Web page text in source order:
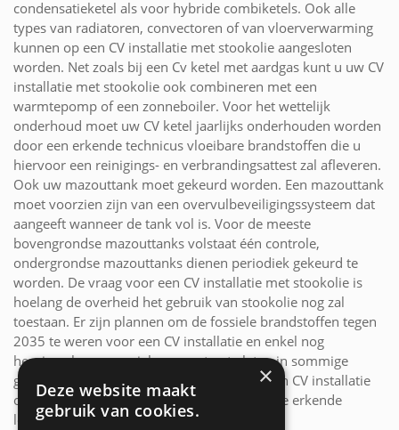
condensatieketel als voor hybride combiketels. Ook alle
types van radiatoren, convectoren of van vloerverwarming
kunnen op een CV installatie met stookolie aangesloten
worden. Net zoals bij een Cv ketel met aardgas kunt u uw CV
installatie met stookolie ook combineren met een
warmtepomp of een zonneboiler. Voor het wettelijk
onderhoud moet uw CV ketel jaarlijks onderhouden worden
door een erkende technicus vloeibare brandstoffen die u
hiervoor een reinigings- en verbrandingsattest zal afleveren.
Ook uw mazouttank moet gekeurd worden. Een mazouttank
moet voorzien zijn van een overvulbeveiligingssysteem dat
aangeeft wanneer de tank vol is. Voor de meeste
bovengrondse mazouttanks volstaat één controle,
ondergrondse mazouttanks dienen periodiek gekeurd te
worden. De vraag voor een CV installatie met stookolie is
hoelang de overheid het gebruik van stookolie nog zal
toestaan. Er zijn plannen om de fossiele brandstoffen tegen
2035 te weren voor een CV installatie en enkel nog
hernieuwbare energiebronnen toe te laten in sommige
gewesten of steden. Voor meer info over een CV installatie
op stookolie kunt u contact opnemen met de erkende
loodgieters uit Wingene!
×
Deze website maakt
gebruik van cookies.